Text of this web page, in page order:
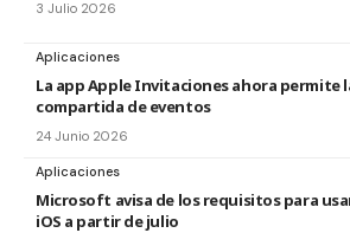
3 Julio 2026
Aplicaciones
La app Apple Invitaciones ahora permite
compartida de eventos
24 Junio 2026
Aplicaciones
Microsoft avisa de los requisitos para
iOS a partir de julio